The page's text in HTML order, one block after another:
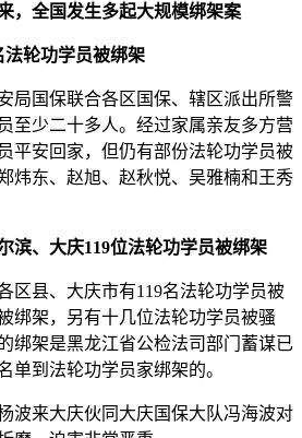
，全国发生多起大规模绑架案
法轮功学员被绑架
局国保联合各区国保、辖区派出所警
至少二十多人。经过家属亲友多方营
平安回家，但仍有部份法轮功学员被
炜东、赵旭、赵秋悦、吴雅楠和王秀
滨、大庆119位法轮功学员被绑架
区县、大庆市有119名法轮功学员被
绑架，另有十几位法轮功学员被骚
绑架是黑龙江省公检法司部门蓄谋已
单到法轮功学员家绑架的。
波来大庆伙同大庆国保大队冯海波对